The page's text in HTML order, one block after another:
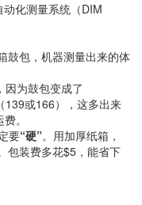
化测量系统（DIM
鼓包，机器测量出来的体
为鼓包变成了
139或166），这多出来
。
要“硬”。用加厚纸箱，
包装费多花$5，能省下